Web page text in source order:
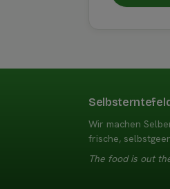
Wir machen
frische,
The food is out